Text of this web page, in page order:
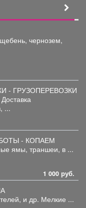
чернозем,
- ГРУЗОПЕРЕВОЗКИ
Доставка
...
- КОПАЕМ
ямы, траншеи, в ...
1 000 руб.
и др. Мелкие ...